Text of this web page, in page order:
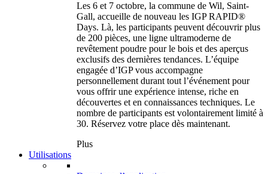
Les 6 et 7 octobre, la commune de Wil, Saint-
Gall, accueille de nouveau les IGP RAPID®
Days. Là, les participants peuvent découvrir plus
de 200 pièces, une ligne ultramoderne de
revêtement poudre pour le bois et des aperçus
exclusifs des dernières tendances. L’équipe
engagée d’IGP vous accompagne
personnellement durant tout l’événement pour
vous offrir une expérience intense, riche en
découvertes et en connaissances techniques. Le
nombre de participants est volontairement limité à
30. Réservez votre place dès maintenant.
Plus
Utilisations